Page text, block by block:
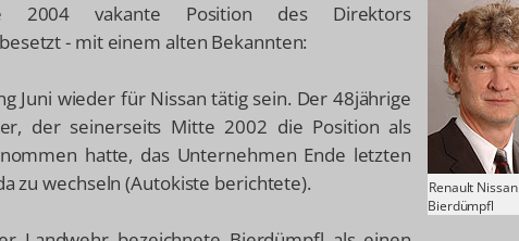
Renault Nissan
Bierdümpfl
vakante Position des Direktors
- mit einem alten Bekannten:
Juni wieder für Nissan tätig sein. Der 48jährige
der seinerseits Mitte 2002 die Position als
hatte, das Unternehmen Ende letzten
zu wechseln (Autokiste berichtete).